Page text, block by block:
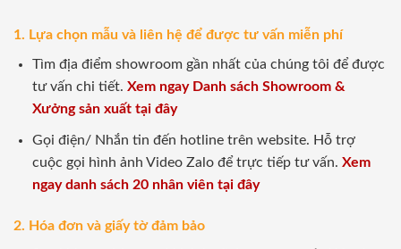
1. Lựa chọn mẫu và liên hệ để được tư vấn miễn phí
Tìm địa điểm showroom gần nhất của chúng tôi để được
tư vấn chi tiết. Xem ngay Danh sách Showroom &
Xưởng sản xuất tại đây
Gọi điện/ Nhắn tin đến hotline trên website. Hỗ trợ
cuộc gọi hình ảnh Video Zalo để trực tiếp tư vấn. Xem
ngay danh sách 20 nhân viên tại đây
2. Hóa đơn và giấy tờ đảm bảo